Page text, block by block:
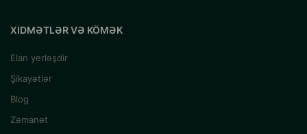
XIDMƏTLƏR VƏ KÖMƏK
Elan yerləşdir
Şikayətlər
Blog
Zəmanət